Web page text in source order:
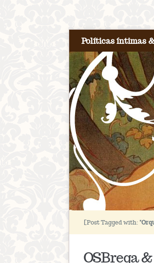
Políticas íntimas
[Post Tagged with:
OSBrega